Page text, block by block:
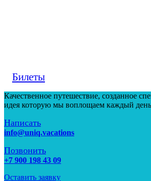
Билеты
Качественное путешествие, созданное
идея которую мы воплощаем каждый
Написать
info@uniq.vacations
Позвонить
+7 900 198 43 09
Оставить заявку